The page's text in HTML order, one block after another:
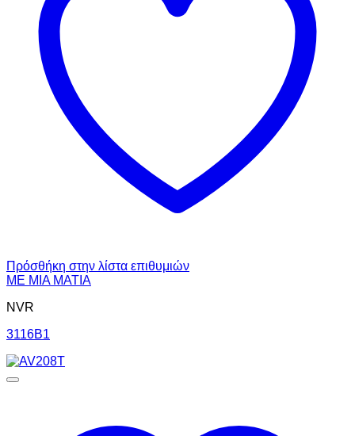
Πρόσθήκη στην λίστα επιθυμιών
ΜΕ ΜΙΑ ΜΑΤΙΑ
NVR
3116B1